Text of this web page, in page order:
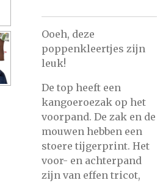
Ooeh, deze
poppenkleertjes zijn
leuk!
De top heeft een
kangoeroezak op het
voorpand. De zak en de
mouwen hebben een
stoere tijgerprint. Het
voor- en achterpand
zijn van effen tricot,